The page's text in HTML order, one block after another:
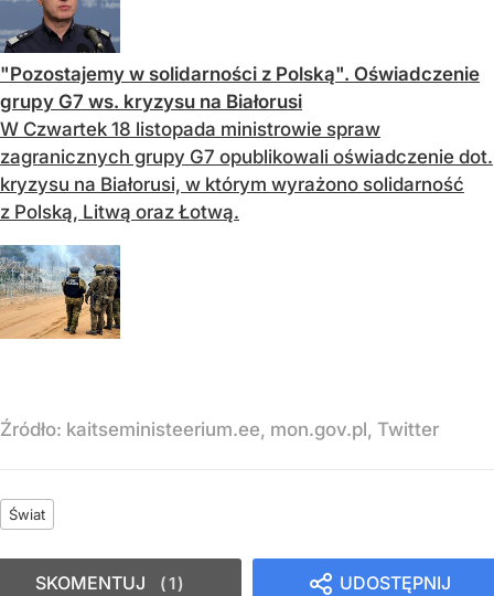
"Pozostajemy w solidarności z Polską". Oświadczenie
grupy G7 ws. kryzysu na Białorusi
W Czwartek 18 listopada ministrowie spraw
zagranicznych grupy G7 opublikowali oświadczenie dot.
kryzysu na Białorusi, w którym wyrażono solidarność
z Polską, Litwą oraz Łotwą.
Źródło: kaitseministeerium.ee, mon.gov.pl, Twitter
Świat
UDOSTĘPNIJ
SKOMENTUJ 1